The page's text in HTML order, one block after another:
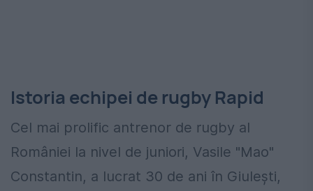
Istoria echipei de rugby Rapid
Cel mai prolific antrenor de rugby al
României la nivel de juniori, Vasile "Mao"
Constantin, a lucrat 30 de ani în Giuleşti,